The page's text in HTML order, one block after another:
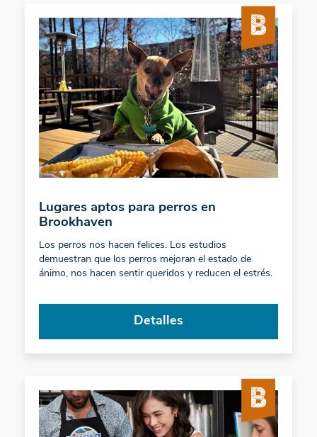
Lugares aptos para perros en
Brookhaven
Los perros nos hacen felices. Los estudios
demuestran que los perros mejoran el estado de
ánimo, nos hacen sentir queridos y reducen el estrés.
Detalles